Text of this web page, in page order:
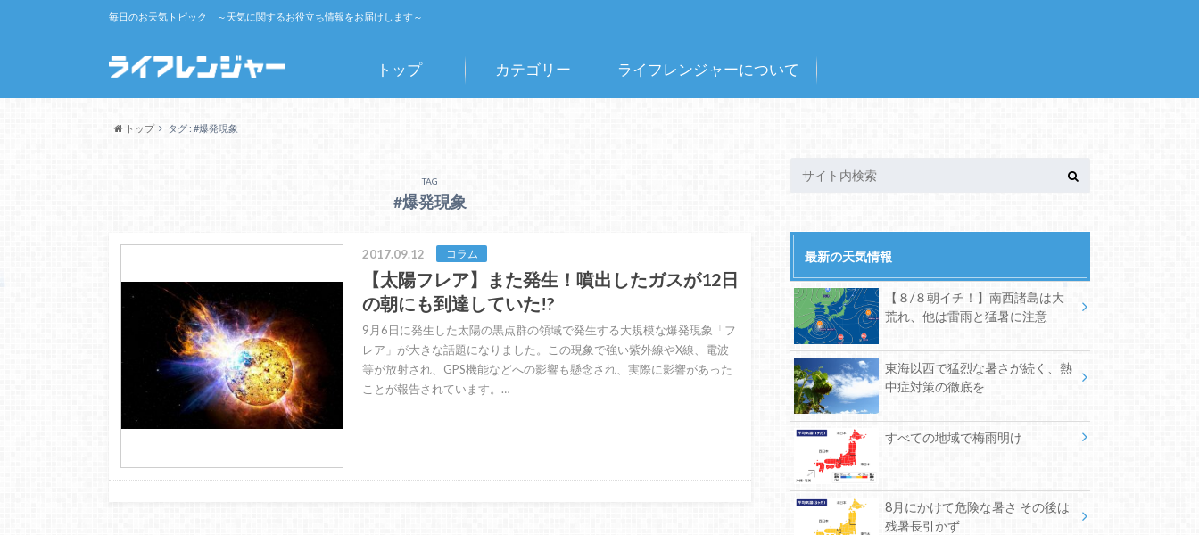
毎日のお天気トピック ～天気に関するお役立ち情報をお届けします～
トップ カテゴリー ライフレンジャーについて
トップ タグ : #爆発現象
TAG
#爆発現象
2017.09.12 コラム
【太陽フレア】また発生！噴出したガスが12日
の朝にも到達していた!?
9月6日に発生した太陽の黒点群の領域で発生する大規模な爆発現象「フ
レア」が大きな話題になりました。この現象で強い紫外線やX線、電波
等が放射され、GPS機能などへの影響も懸念され、実際に影響があった
ことが報告されています。…
最新の天気情報
【８/８朝イチ！】南西諸島は大
荒れ、他は雷雨と猛暑に注意
東海以西で猛烈な暑さが続く、熱
中症対策の徹底を
すべての地域で梅雨明け
8月にかけて危険な暑さ その後は
残暑長引かず